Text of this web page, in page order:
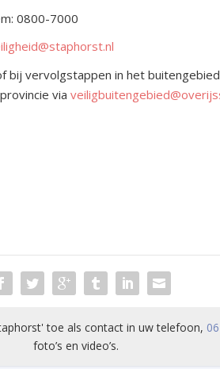
0800-7000
bij vervolgstappen in het
via
toe als contact in uw telefoon,
foto’s en video’s.